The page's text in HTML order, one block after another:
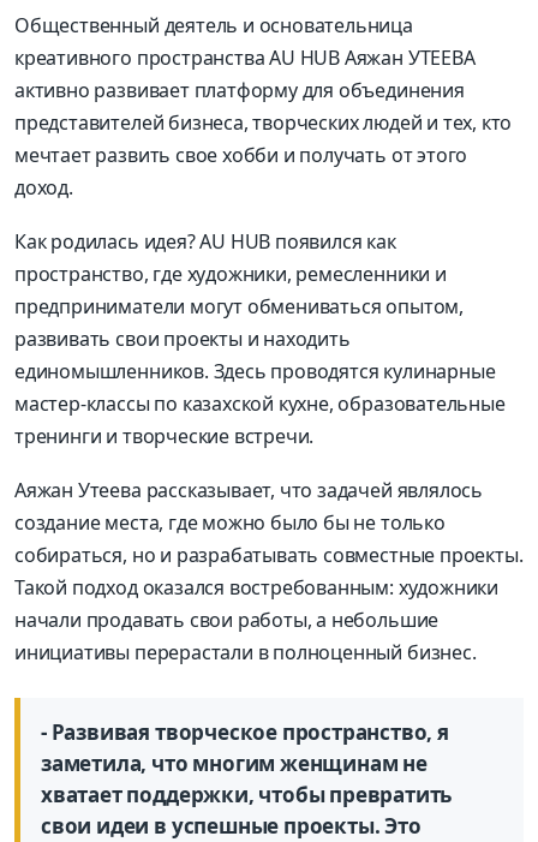
Общественный деятель и основательница
креативного пространства AU HUB Аяжан УТЕЕВА
активно развивает платформу для объединения
представителей бизнеса, творческих людей и тех, кто
мечтает развить свое хобби и получать от этого
доход.
Как родилась идея? AU HUB появился как
пространство, где художники, ремесленники и
предприниматели могут обмениваться опытом,
развивать свои проекты и находить
единомышленников. Здесь проводятся кулинарные
мастер-классы по казахской кухне, образовательные
тренинги и творческие встречи.
Аяжан Утеева рассказывает, что задачей являлось
создание места, где можно было бы не только
собираться, но и разрабатывать совместные проекты.
Такой подход оказался востребованным: художники
начали продавать свои работы, а небольшие
инициативы перерастали в полноценный бизнес.
- Развивая творческое пространство, я
заметила, что многим женщинам не
хватает поддержки, чтобы превратить
свои идеи в успешные проекты. Это